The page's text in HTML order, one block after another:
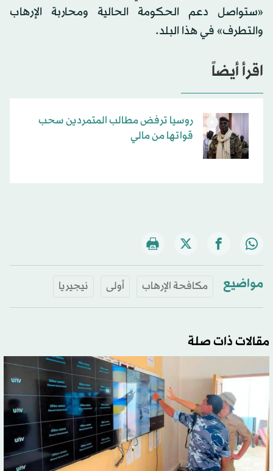
«ستواصل دعم الحكومة الحالية ومحاربة الإرهاب
والتطرف» في هذا البلد.
اقرأ أيضاً
روسيا ترفض مطالب المتمردين سحب
قواتها من مالي
مواضيع مكافحة الإرهاب أولى نيجيريا
مقالات ذات صلة